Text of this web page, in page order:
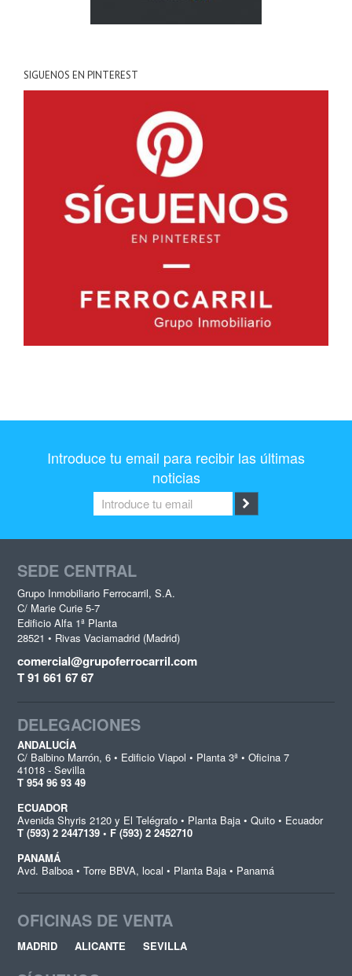
SIGUENOS EN PINTEREST
Introduce tu email para recibir las últimas
noticias
SEDE CENTRAL
Grupo Inmobiliario Ferrocarril, S.A.
C/ Marie Curie 5-7
Edificio Alfa 1ª Planta
28521 • Rivas Vaciamadrid (Madrid)
comercial@grupoferrocarril.com
T 91 661 67 67
DELEGACIONES
ANDALUCÍA
C/ Balbino Marrón, 6 • Edificio Viapol • Planta 3ª • Oficina 7
41018 - Sevilla
T 954 96 93 49
ECUADOR
Avenida Shyris 2120 y El Telégrafo • Planta Baja • Quito • Ecuador
T (593) 2 2447139 • F (593) 2 2452710
PANAMÁ
Avd. Balboa • Torre BBVA, local • Planta Baja • Panamá
OFICINAS DE VENTA
MADRID ALICANTE SEVILLA